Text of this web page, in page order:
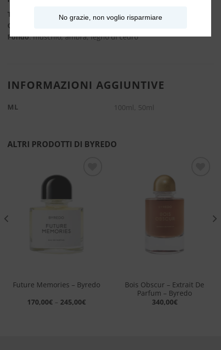
Testa
: ambra, sapodilla giamaicana
Cuore
Fondo: muschio, ambra, legno di cedro
INFORMAZIONI AGGIUNTIVE
ML 100ml, 50ml
ALTRI PRODOTTI DI BYREDO
desideri
Future Memories – Byredo
170,00€ – 245,00€
Bois Obscur – Extrait De
Parfum – Byredo
340,00€
No grazie, non voglio risparmiare